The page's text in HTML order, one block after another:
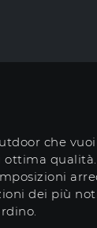
che
ottima
dei più